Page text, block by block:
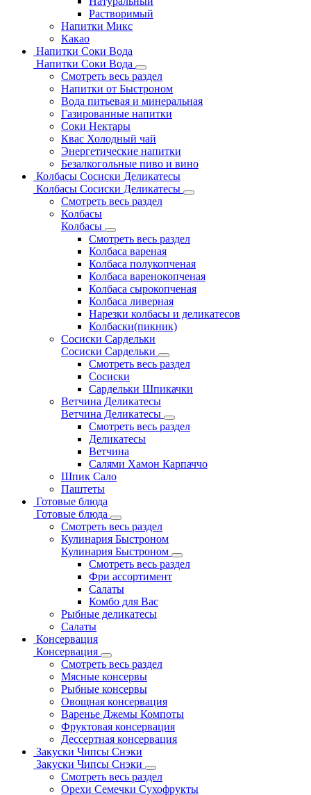
Растворимый
Напитки Микс
Какао
Напитки Соки Вода
Напитки Соки Вода
Смотреть весь раздел
Напитки от Быстроном
Вода питьевая и минеральная
Газированные напитки
Соки Нектары
Квас Холодный чай
Энергетические напитки
Безалкогольные пиво и вино
Колбасы Сосиски Деликатесы
Колбасы Сосиски Деликатесы
Смотреть весь раздел
Колбасы
Колбасы
Смотреть весь раздел
Колбаса вареная
Колбаса полукопченая
Колбаса варенокопченая
Колбаса сырокопченая
Колбаса ливерная
Нарезки колбасы и деликатесов
Колбаски(пикник)
Сосиски Сардельки
Сосиски Сардельки
Смотреть весь раздел
Сосиски
Сардельки Шпикачки
Ветчина Деликатесы
Ветчина Деликатесы
Смотреть весь раздел
Деликатесы
Ветчина
Салями Хамон Карпаччо
Шпик Сало
Паштеты
Готовые блюда
Готовые блюда
Смотреть весь раздел
Кулинария Быстроном
Кулинария Быстроном
Смотреть весь раздел
Фри ассортимент
Салаты
Комбо для Вас
Рыбные деликатесы
Салаты
Консервация
Консервация
Смотреть весь раздел
Мясные консервы
Рыбные консервы
Овощная консервация
Варенье Джемы Компоты
Фруктовая консервация
Дессертная консервация
Закуски Чипсы Снэки
Закуски Чипсы Снэки
Смотреть весь раздел
Орехи Семечки Сухофрукты